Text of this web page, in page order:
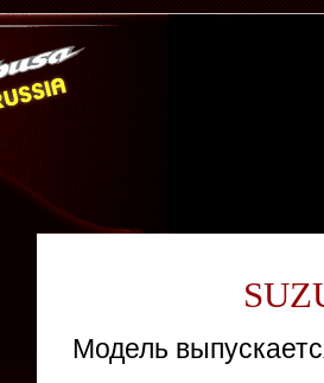
Модель